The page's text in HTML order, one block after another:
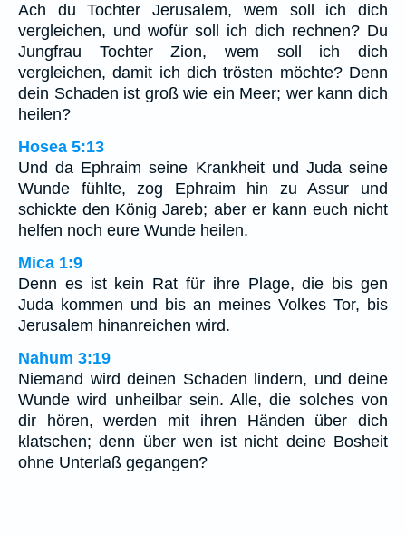
Ach du Tochter Jerusalem, wem soll ich dich
vergleichen, und wofür soll ich dich rechnen? Du
Jungfrau Tochter Zion, wem soll ich dich
vergleichen, damit ich dich trösten möchte? Denn
dein Schaden ist groß wie ein Meer; wer kann dich
heilen?
Hosea 5:13
Und da Ephraim seine Krankheit und Juda seine
Wunde fühlte, zog Ephraim hin zu Assur und
schickte den König Jareb; aber er kann euch nicht
helfen noch eure Wunde heilen.
Mica 1:9
Denn es ist kein Rat für ihre Plage, die bis gen
Juda kommen und bis an meines Volkes Tor, bis
Jerusalem hinanreichen wird.
Nahum 3:19
Niemand wird deinen Schaden lindern, und deine
Wunde wird unheilbar sein. Alle, die solches von
dir hören, werden mit ihren Händen über dich
klatschen; denn über wen ist nicht deine Bosheit
ohne Unterlaß gegangen?